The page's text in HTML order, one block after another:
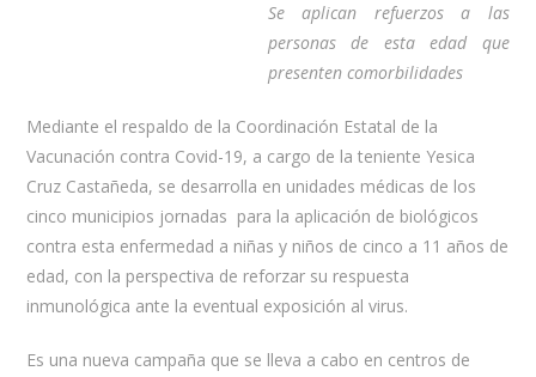
Se aplican refuerzos a las
personas de esta edad que
presenten comorbilidades
Mediante el respaldo de la Coordinación Estatal de la
Vacunación contra Covid-19, a cargo de la teniente Yesica
Cruz Castañeda, se desarrolla en unidades médicas de los
cinco municipios jornadas para la aplicación de biológicos
contra esta enfermedad a niñas y niños de cinco a 11 años de
edad, con la perspectiva de reforzar su respuesta
inmunológica ante la eventual exposición al virus.
Es una nueva campaña que se lleva a cabo en centros de